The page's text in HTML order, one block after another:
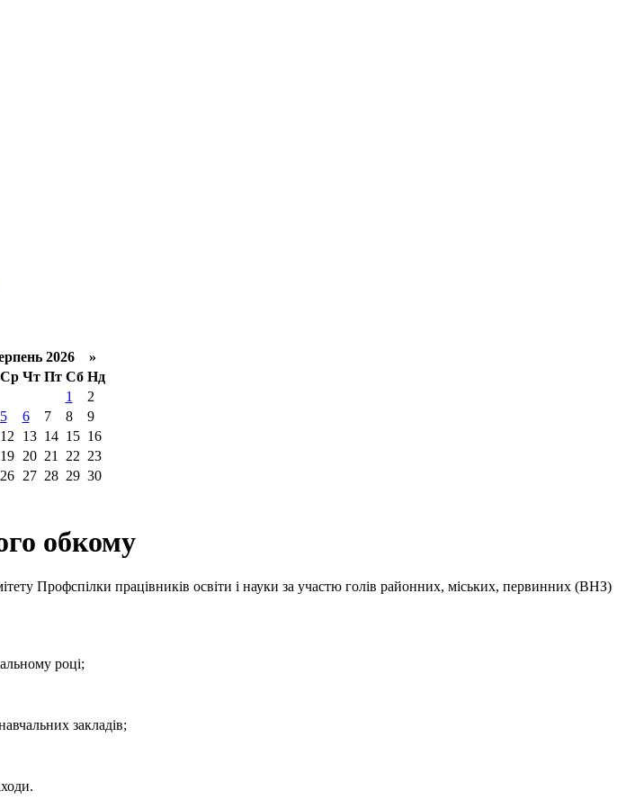
2026 »
Ср Чт Пт Сб Нд
1
2
5 6 7 8
9
12 13 14 15 16
19 20 21 22 23
26 27 28 29 30
обкому
Профспілки працівників освіти і науки за участю голів районних, міських, первинних (ВНЗ)
році;
закладів;